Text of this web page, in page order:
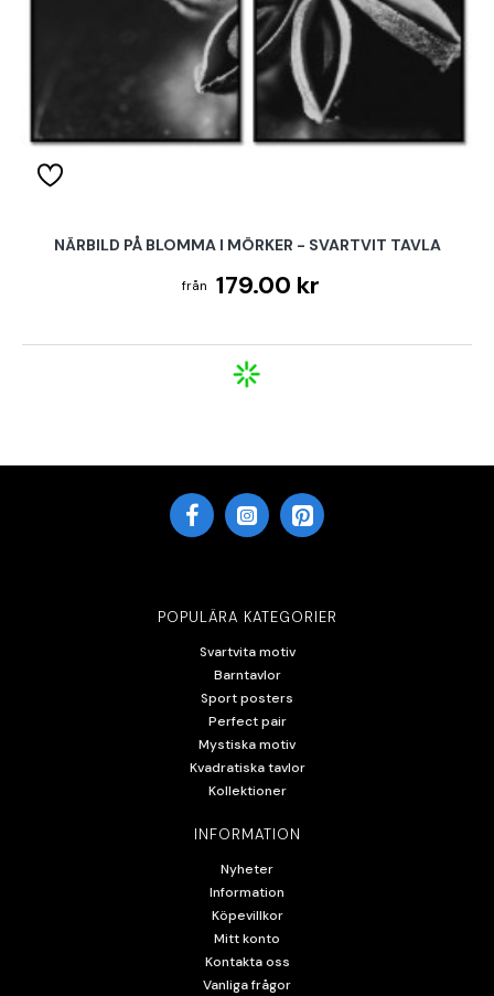
NÄRBILD PÅ BLOMMA I MÖRKER - SVARTVIT TAVLA
179.00 kr
POPULÄRA KATEGORIER
Svartvita motiv
Barntavlor
Sport posters
Perfect pair
Mystiska motiv
Kvadratiska tavlor
Kollektioner
INFORMATION
Nyheter
Information
Köpevillkor
Mitt konto
Kontakta oss
Vanliga frågor